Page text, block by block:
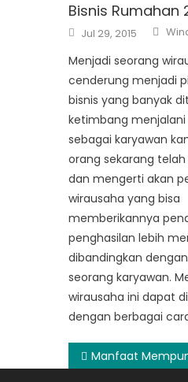
Bisnis Rumahan
Posted
on
Jul 29, 2015
Menjadi seorang
cenderung menjadi
bisnis yang banyak
ketimbang
sebagai karyawan
orang sekarang
dan mengerti akan
wirausaha yang bisa
memberikannya
penghasilan lebih
dibandingkan
seorang karyawan.
wirausaha ini dapat
dengan berbagai
Post
Manfaat Mempunyai Asuransi